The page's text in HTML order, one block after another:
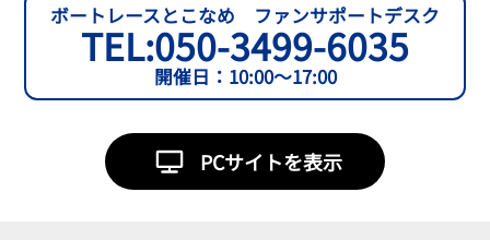
ボートレースとこなめ ファンサポートデスク
TEL:050-3499-6035
開催日：10:00～17:00
PCサイトを表示